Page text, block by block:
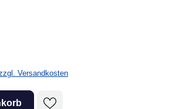
Versandkosten
den gewünschten Wert ein oder benutze die